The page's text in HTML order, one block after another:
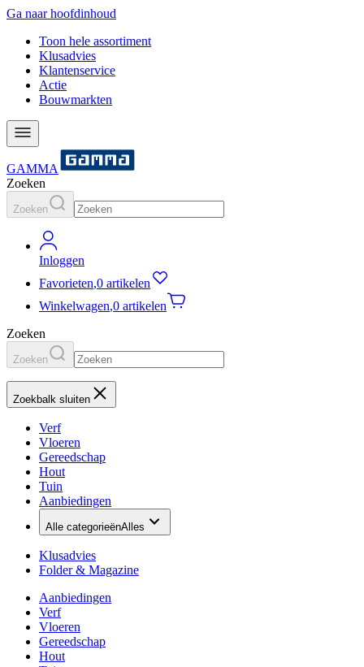
Ga naar hoofdinhoud
Toon hele assortiment
Klusadvies
Klantenservice
Actie
Bouwmarkten
GAMMA
Zoeken
Zoeken
Inloggen
Favorieten,0 artikelen
Winkelwagen,0 artikelen
Zoeken
Zoeken
Zoekbalk sluiten
Verf
Vloeren
Gereedschap
Hout
Tuin
Aanbiedingen
Alle categorieënAlles
Klusadvies
Folder & Magazine
Aanbiedingen
Verf
Vloeren
Gereedschap
Hout